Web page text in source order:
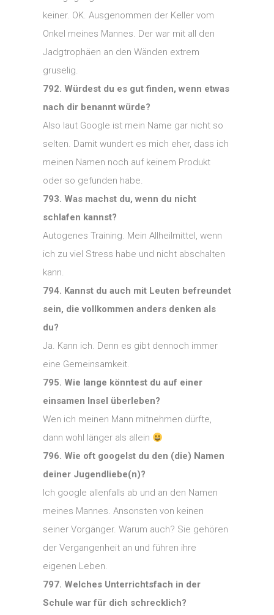
keiner. OK. Ausgenommen der Keller vom
Onkel meines Mannes. Der war mit all den
Jadgtrophäen an den Wänden extrem
gruselig.
792. Würdest du es gut finden, wenn etwas
nach dir benannt würde?
Also laut Google ist mein Name gar nicht so
selten. Damit wundert es mich eher, dass ich
meinen Namen noch auf keinem Produkt
oder so gefunden habe.
793. Was machst du, wenn du nicht
schlafen kannst?
Autogenes Training. Mein Allheilmittel, wenn
ich zu viel Stress habe und nicht abschalten
kann.
794. Kannst du auch mit Leuten befreundet
sein, die vollkommen anders denken als
du?
Ja. Kann ich. Denn es gibt dennoch immer
eine Gemeinsamkeit.
795. Wie lange könntest du auf einer
einsamen Insel überleben?
Wen ich meinen Mann mitnehmen dürfte,
dann wohl länger als allein
796. Wie oft googelst du den (die) Namen
deiner Jugendliebe(n)?
Ich google allenfalls ab und an den Namen
meines Mannes. Ansonsten von keinen
seiner Vorgänger. Warum auch? Sie gehören
der Vergangenheit an und führen ihre
eigenen Leben.
797. Welches Unterrichtsfach in der
Schule war für dich schrecklich?